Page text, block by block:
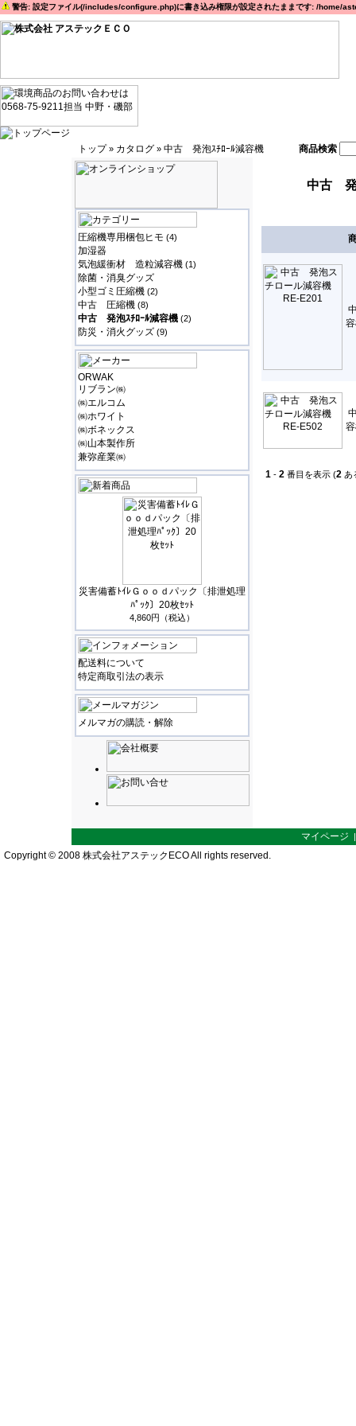
警告: 設定ファイル(/includes/configure.php)に書き込み権限が設定されたままです: /
トップ» カタログ » 中古 発泡ｽﾁﾛｰﾙ減容機 商品検索
圧縮機専用梱包ヒモ (4)
加湿器
気泡緩衝材 造粒減容機 (1)
除菌・消臭グッズ
小型ゴミ圧縮機 (2)
中古 圧縮機 (8)
中古 発泡ｽﾁﾛｰﾙ減容機 (2)
防災・消火グッズ (9)
ORWAK
リブラン㈱
㈱エルコム
㈱ホワイト
㈱ボネックス
㈱山本製作所
兼弥産業㈱
災害備蓄ﾄｲﾚＧｏｏｄパック〔排泄処理
ﾊﾟｯｸ〕20枚ｾｯﾄ
4,860円（税込）
配送料について
特定商取引法の表示
メルマガの購読・解除
中古 発
1 - 2 番目を表示 (2 あ
マイページ
Copyright © 2008 株式会社アステックECO All rights reserved.